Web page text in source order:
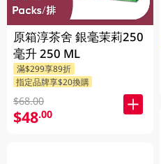
原箱淳茶舍 銀毫茉莉250
毫升 250 ML
滿$299享89折
指定品牌享$20換購
$68.00
$48.00